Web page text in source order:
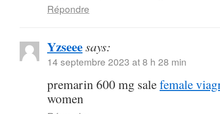
Répondre
Yzseeesays:
14 septembre 2023 at 8 h 28 min
premarin 600 mg salefemale
women